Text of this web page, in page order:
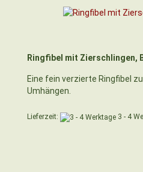
Ringfibel mit Zierschlingen,
Eine fein verzierte Ringfibel
Umhängen.
Lieferzeit: 3 - 4